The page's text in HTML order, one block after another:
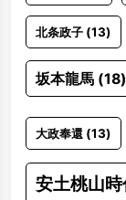
北条政子(13)
坂本龍馬(18)
大政奉還(13)
安土桃山